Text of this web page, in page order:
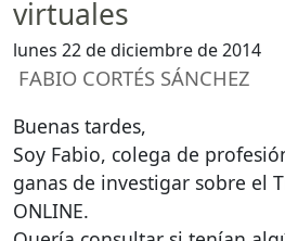
virtuales
lunes 22 de diciembre de 2014
FABIO CORTÉS SÁNCHEZ
Buenas tardes,
Soy Fabio, colega de
ganas de investigar sobre el
ONLINE.